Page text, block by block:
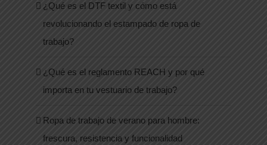
¿Qué es el DTF textil y cómo está
revolucionando el estampado de ropa de
trabajo?
¿Qué es el reglamento REACH y por qué
importa en tu vestuario de trabajo?
Ropa de trabajo de verano para hombre:
frescura, resistencia y funcionalidad